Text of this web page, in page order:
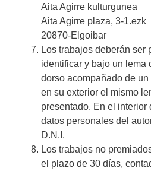
Aita Agirre kulturgunea
Aita Agirre plaza, 3-1.ezk
20870-Elgoibar
Los trabajos deberán ser
identificar y bajo un lema
dorso acompañado de
en su exterior el mismo
presentado. En el
datos personales del
D.N.I.
Los trabajos no
el plazo de 30 días,